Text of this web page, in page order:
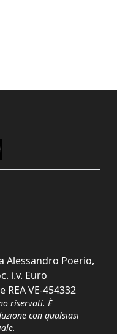
Alessandro Poerio,
i.v. Euro
REA VE-454332
riservati. È
con qualsiasi